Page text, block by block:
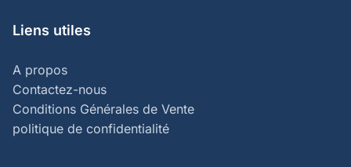
Liens utiles
A propos
Contactez-nous
Conditions Générales de Vente
politique de confidentialité